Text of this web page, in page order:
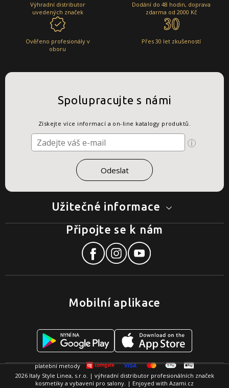
Výhradní distributor
uvedených značek
Dodání do 48 hodin, doprava
zdarma od 2000 Kč
Ověřeno profesionály v
oboru
Přes 30 let zkušeností
Užitečné informace
Spolupracujte s námi
Získejte více informací a on-line katalogy produktů.
Mobilní aplikace
Připojte se k nám
2026 Italy Style Linea, s.r.o. | výhradní distributor profesionálních značek
kosmetiky a vybavení pro salony. | Enjoyed with Azami.cz